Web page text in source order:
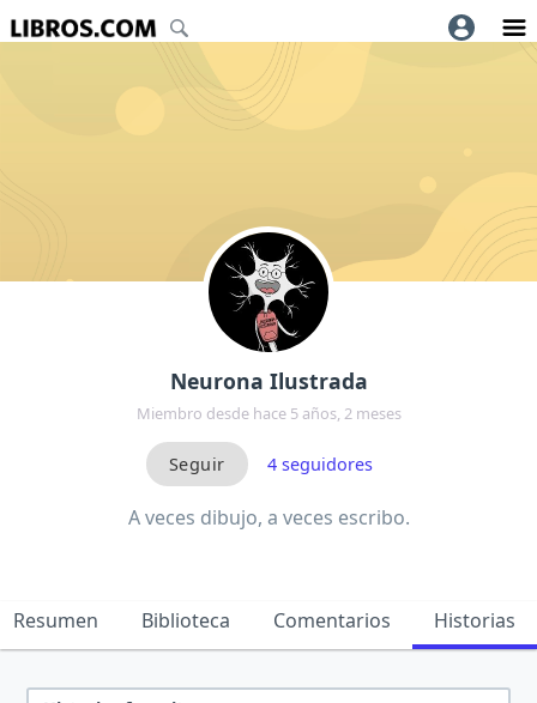
Neurona Ilustrada
Miembro desde hace 5 años, 2 meses
4seguidores
A veces dibujo, a veces escribo.
Resumen Biblioteca Comentarios Historias